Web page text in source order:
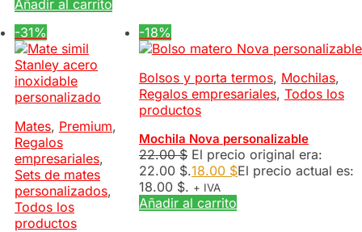
Añadir al carrito
-31%
Mates, Premium,
Regalos
empresariales,
Sets de mates
personalizados,
Todos los
productos
-18%
Bolsos y porta termos, Mochilas,
Regalos empresariales, Todos los
productos
Mochila Nova personalizable
22.00$ El precio original era:
22.00 $.18.00 $El precio actual es:
18.00 $. + IVA
Añadir al carrito